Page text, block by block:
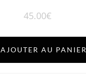
45.00€
AJOUTER AU PANIER